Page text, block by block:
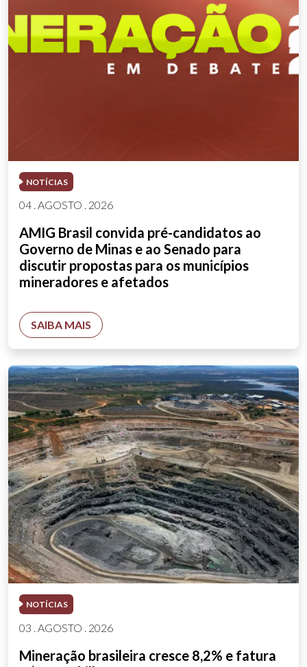
NOTÍCIAS
04 . AGOSTO . 2026
AMIG Brasil convida pré-candidatos ao
Governo de Minas e ao Senado para
discutir propostas para os municípios
mineradores e afetados
SAIBA MAIS
NOTÍCIAS
03 . AGOSTO . 2026
Mineração brasileira cresce 8,2% e fatura